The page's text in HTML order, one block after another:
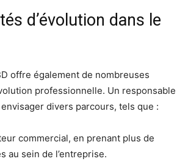
d’évolution dans le
offre également de nombreuses
professionnelle. Un responsable
divers parcours, tels que :
commercial, en prenant plus de
au sein de l’entreprise.